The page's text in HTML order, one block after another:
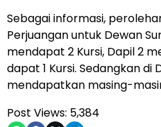
Sebagai informasi,
Perjuangan untuk Dewan
mendapat 2 Kursi, Dapil 2
dapat 1 Kursi. Sedangkan di
mendapatkan masing-
Post Views: 5,384